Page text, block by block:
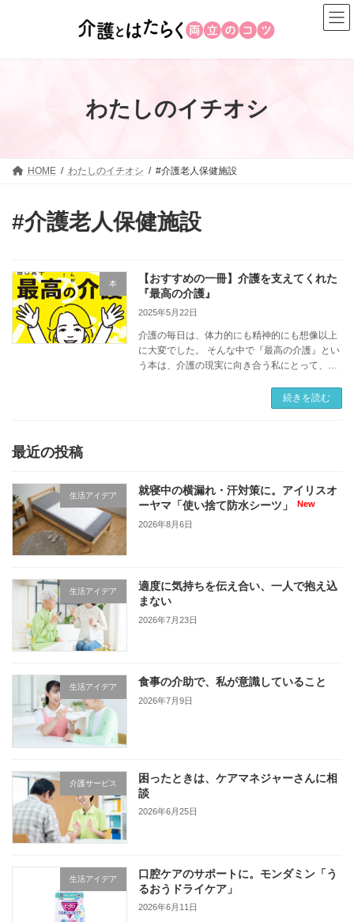
わたしのイチオシ
HOME わたしのイチオシ #介護老人保健施設
#介護老人保健施設
本
【おすすめの一冊】介護を支えてくれた
『最高の介護』
2025年5月22日
介護の毎日は、体力的にも精神的にも想像以上
に大変でした。 そんな中で『最高の介護』とい
う本は、介護の現実に向き合う私にとって、と
は、老健（介護老人保健施設）で働く現役の医
続きを読む
最近の投稿
生活アイデア
就寝中の横漏れ・汗対策に。アイリスオ
ーヤマ「使い捨て防水シーツ」
2026年8月6日
生活アイデア
適度に気持ちを伝え合い、一人で抱え込
まない
2026年7月23日
生活アイデア 食事の介助で、私が意識していること
2026年7月9日
介護サービス
困ったときは、ケアマネジャーさんに相
談
2026年6月25日
生活アイデア
口腔ケアのサポートに。モンダミン「う
るおうドライケア」
2026年6月11日